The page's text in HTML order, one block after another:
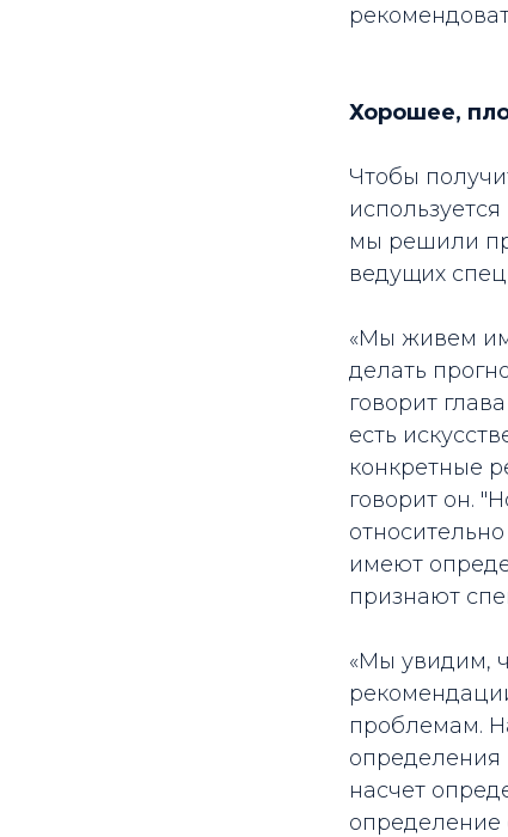
Хорошее,
Чтобы
мы решили
ведущих
«Мы живем
делать
говорит
есть
конкретные
говорит он.
имеют
признают
«Мы увидим,
проблемам.
определения
насчет
определение